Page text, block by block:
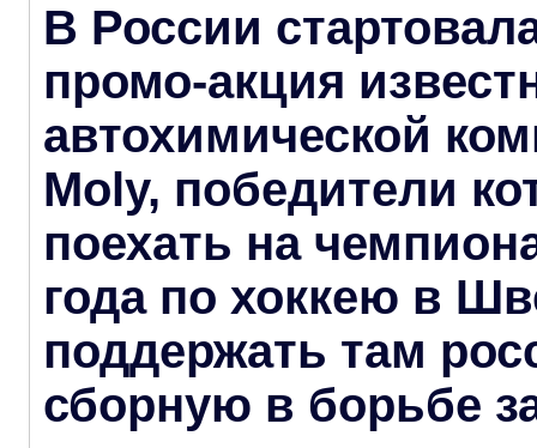
В России
промо-акция
автохимической
Moly, победители
поехать на
года по хоккею в
поддержать там
сборную в борьбе